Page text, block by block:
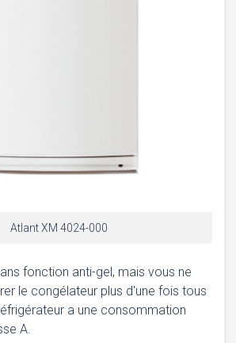
Atlant XM 4024-000
fonction anti-gel, mais vous ne
le congélateur plus d'une fois tous
a une consommation
A.